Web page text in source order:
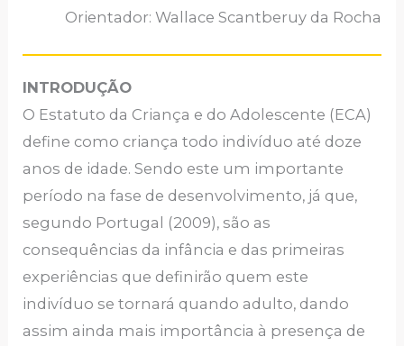
Orientador: Wallace Scantberuy da Rocha
INTRODUÇÃO
O Estatuto da Criança e do Adolescente (ECA)
define como criança todo indivíduo até doze
anos de idade. Sendo este um importante
período na fase de desenvolvimento, já que,
segundo Portugal (2009), são as
consequências da infância e das primeiras
experiências que definirão quem este
indivíduo se tornará quando adulto, dando
assim ainda mais importância à presença de